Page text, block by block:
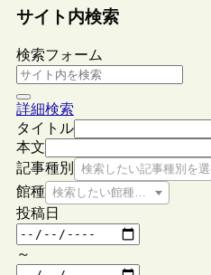
サイト内検索
検索フォーム
詳細検索
タイトル
本文
記事種別
検索したい記事種別を
館種 検索したい館種を選択してく
投稿日
～